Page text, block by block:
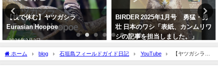
【枝で休む】ヤツガシラ
Eurasian Hoopoe
2026年3月3日
BIRDER 2025年1月号 勇猛・勇
壮 日本のワシ「表紙、カンムリワ
シの記事を担当しました。」
ホーム blog 石垣島フィールドガイド日記 YouTube
【ヤツガシラ】
枝に止まったヤツガシラ Hoopoe perched on a branch